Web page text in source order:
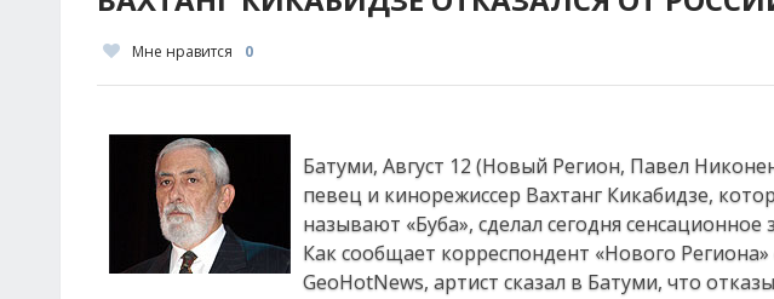
Мне нравится 0
Батуми, Август 12 (Новый Регион, Павел
певец и кинорежиссер Вахтанг Кикабидзе,
называют «Буба», сделал сегодня сенсационное
Как сообщает корреспондент «Нового Региона»
GeoHotNews, артист сказал в Батуми, что